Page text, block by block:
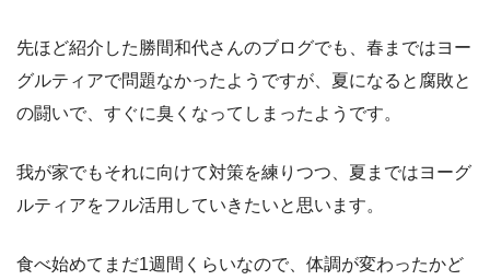
先ほど紹介した勝間和代さんのブログでも、春まではヨー
グルティアで問題なかったようですが、夏になると腐敗と
の闘いで、すぐに臭くなってしまったようです。
我が家でもそれに向けて対策を練りつつ、夏まではヨーグ
ルティアをフル活用していきたいと思います。
食べ始めてまだ1週間くらいなので、体調が変わったかど